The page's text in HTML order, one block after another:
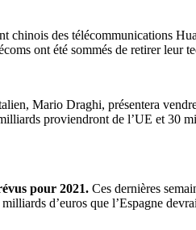
chinois des télécommunications
ont été sommés de retirer leur
Mario Draghi, présentera
proviendront de l’UE et 30
pour 2021. Ces dernières
d’euros que l’Espagne